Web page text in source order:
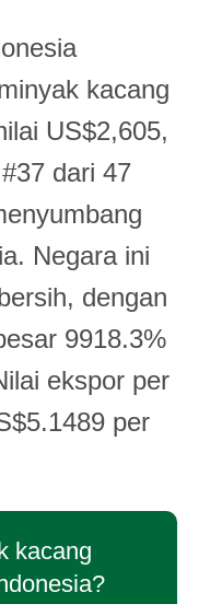
kacang
US$2,605,
dari 47
Negara ini
dengan
9918.3%
ekspor per
per
kacang